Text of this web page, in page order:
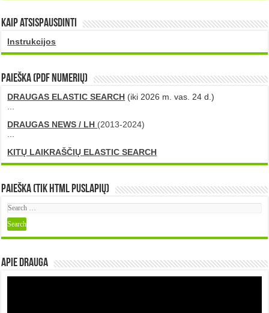
Kaip atsispausdinti
Instrukcijos
PAIEŠKA (PDF numerių)
DRAUGAS ELASTIC SEARCH (iki 2026 m. vas. 24 d.)
DRAUGAS NEWS / LH (2013-2024)
KITŲ LAIKRAŠČIŲ ELASTIC SEARCH
Paieška (tik HTML puslapių)
Apie DRAUGA